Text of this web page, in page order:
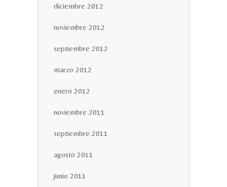
diciembre 2012
noviembre 2012
septiembre 2012
marzo 2012
enero 2012
noviembre 2011
septiembre 2011
agosto 2011
junio 2011